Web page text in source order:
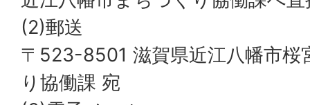
(2)郵送
〒523-8501 滋賀県近江八幡市
り協働課 宛